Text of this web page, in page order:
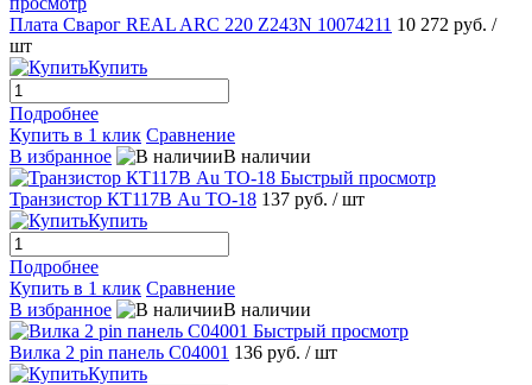
Плата Сварог REAL ARC 220 Z243N 10074211 10 272 руб. /
шт
Купить
Подробнее
Купить в 1 клик Сравнение
В избранное
В наличии
Быстрый просмотр
Транзистор КТ117В Au TO-18 137 руб. / шт
Купить
Подробнее
Купить в 1 клик Сравнение
В избранное
В наличии
Быстрый просмотр
Вилка 2 pin панель C04001 136 руб. / шт
Купить